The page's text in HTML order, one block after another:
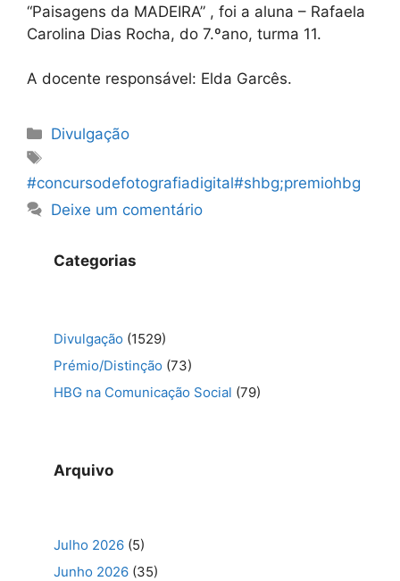
“Paisagens da MADEIRA” , foi a aluna – Rafaela
Carolina Dias Rocha, do 7.ºano, turma 11.
A docente responsável: Elda Garcês.
Categorias
Divulgação
#concursodefotografiadigital#shbg;premiohbg
Deixe um comentário
Categorias
Divulgação (1529)
Prémio/Distinção (73)
HBG na Comunicação Social (79)
Arquivo
Julho 2026 (5)
Junho 2026 (35)